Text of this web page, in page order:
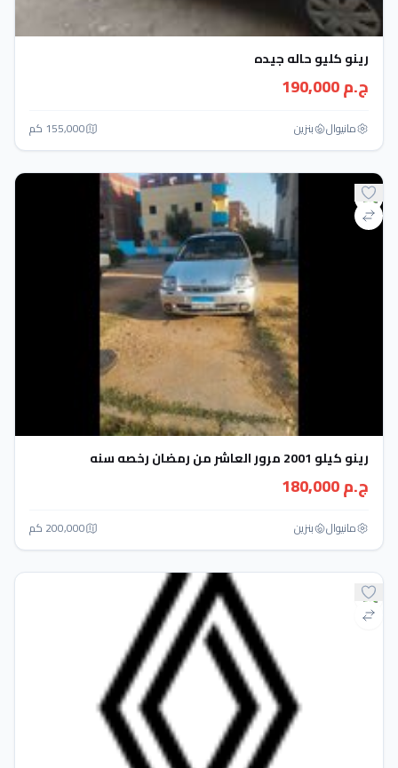
رينو كليو حاله جيده
ج.م 190,000
مانيوال بنزين 155,000 كم
رينو كيلو 2001 مرور العاشر من رمضان رخصه سنه
ج.م 180,000
مانيوال بنزين 200,000 كم